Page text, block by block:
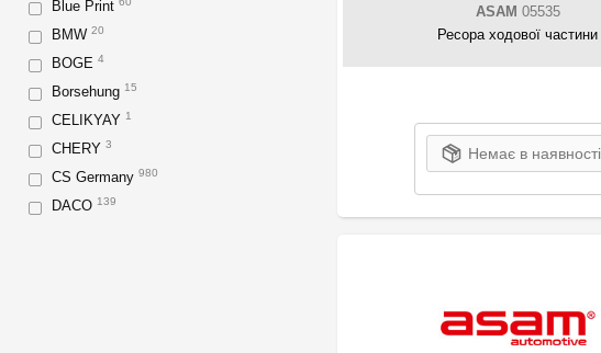
Blue Print
BMW 20
BOGE 4
Borsehung 15
CELIKYAY 1
CHERY 3
CS Germany 980
DACO 139
ASAM 05535
Ресора ходової частини
Немає в наявності